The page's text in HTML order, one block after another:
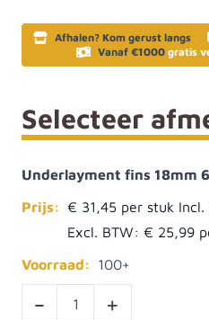
Afhalen? Kom gerust langs
Vanaf €1000 gratis
Selecteer
Underlayment fins 18mm
Prijs: € 31,45
Excl. BTW: € 25,99
Voorraad:
100+
- +